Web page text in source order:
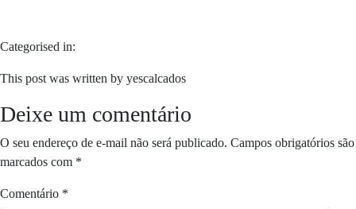
Categorised in:
This post was written by yescalcados
Deixe um comentário
O seu endereço de e-mail não será publicado. Campos obrigatórios são
marcados com *
Comentário *